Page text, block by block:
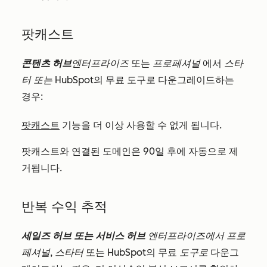
팟캐스트
콘텐츠 허브엔터프라이즈 또는 프로페셔널에서 스타
터 또는 HubSpot의 무료 도구로 다운그레이드하는
경우:
팟캐스트 기능을 더 이상 사용할 수 없게 됩니다.
팟캐스트와 연결된 도메인은 90일 후에 자동으로 제
거됩니다.
반복 수익 추적
세일즈 허브 또는 서비스 허브엔터프라이즈에서 프로
페셔널, 스타터또는 HubSpot의 무료 도구로 다운그